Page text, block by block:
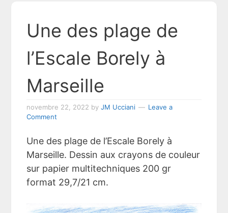
Une des plage de
l’Escale Borely à
Marseille
novembre 22, 2022 byJM Ucciani
Leave a
Comment
Une des plage de l’Escale Borely à
Marseille. Dessin aux crayons de couleur
sur papier multitechniques 200 gr
format 29,7/21 cm.